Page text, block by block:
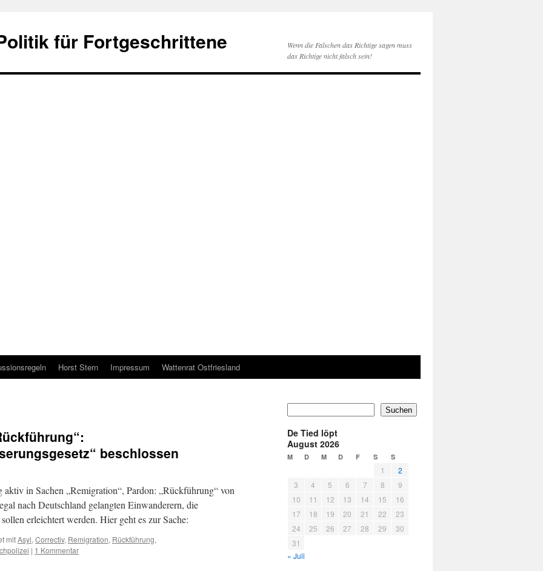
für Fortgeschrittene
Wenn die Falschen das Richtige sagen muss
das Richtige nicht falsch sein!
Horst Stern Impressum Wattenrat Ostfriesland
beschlossen
in Sachen „Remigration“, Pardon: „Rückführung“ von
nach Deutschland gelangten Einwanderern, die
erleichtert werden. Hier geht es zur Sache:
mitAsyl, Correctiv, Remigration, Rückführung,
| 1 Kommentar
Suchen
De Tied löpt
August 2026
M D M D F S S
1
2
3
4 5 6 7 8
9
10
11 12 13 14 15
16
17
18 19 20 21 22
23
24
25 26 27 28 29
30
31
« Juli